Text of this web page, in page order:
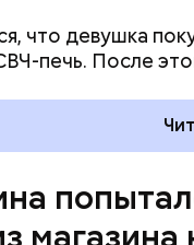
что девушка
печь. После